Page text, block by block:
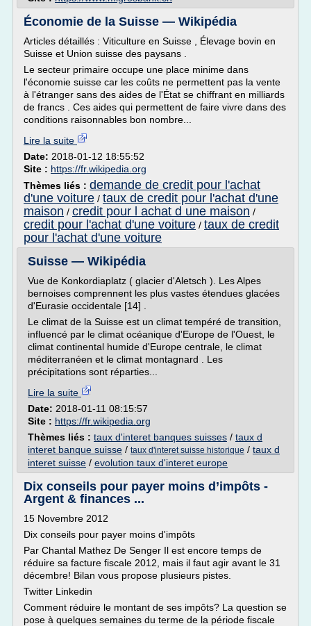
Économie de la Suisse — Wikipédia
Articles détaillés : Viticulture en Suisse , Élevage bovin en
Suisse et Union suisse des paysans .
Le secteur primaire occupe une place minime dans
l'économie suisse car les coûts ne permettent pas la vente
à l'étranger sans des aides de l'État se chiffrant en milliards
de francs . Ces aides qui permettent de faire vivre dans des
conditions raisonnables bon nombre...
Lire la suite
Date: 2018-01-12 18:55:52
Site : https://fr.wikipedia.org
Thèmes liés : demande de credit pour l'achat
d'une voiture / taux de credit pour l'achat d'une
maison / credit pour l achat d une maison /
credit pour l'achat d'une voiture / taux de credit
pour l'achat d'une voiture
Suisse — Wikipédia
Vue de Konkordiaplatz ( glacier d'Aletsch ). Les Alpes
bernoises comprennent les plus vastes étendues glacées
d'Eurasie occidentale [14] .
Le climat de la Suisse est un climat tempéré de transition,
influencé par le climat océanique d'Europe de l'Ouest, le
climat continental humide d'Europe centrale, le climat
méditerranéen et le climat montagnard . Les
précipitations sont réparties...
Lire la suite
Date: 2018-01-11 08:15:57
Site : https://fr.wikipedia.org
Thèmes liés : taux d'interet banques suisses / taux d
interet banque suisse / taux d'interet suisse historique / taux d
interet suisse / evolution taux d'interet europe
Dix conseils pour payer moins d’impôts -
Argent & finances ...
15 Novembre 2012
Dix conseils pour payer moins d'impôts
Par Chantal Mathez De Senger Il est encore temps de
réduire sa facture fiscale 2012, mais il faut agir avant le 31
décembre! Bilan vous propose plusieurs pistes.
Twitter Linkedin
Comment réduire le montant de ses impôts? La question se
pose à quelques semaines du terme de la période fiscale